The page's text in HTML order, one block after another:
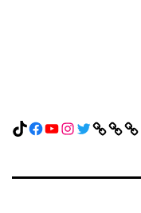
TikTok
Facebook
YouTube
Instagram
Twitter
LinkLinkLink